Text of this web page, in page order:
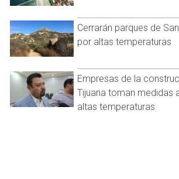
Cerrarán parques de
por altas temperaturas
Empresas de la
Tijuana toman medidas
altas temperaturas